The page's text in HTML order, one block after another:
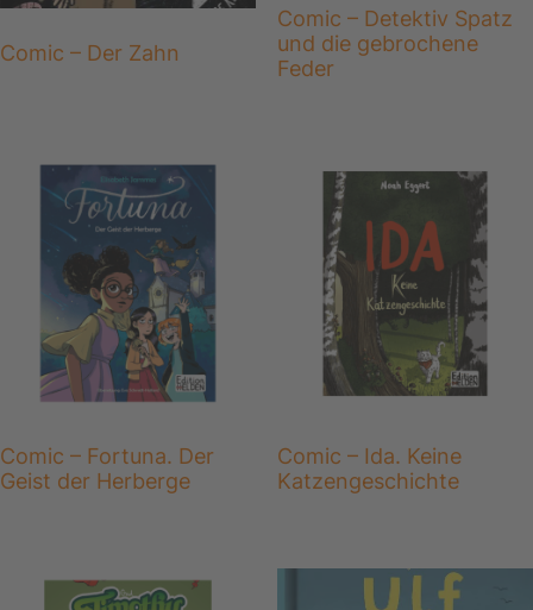
Comic – Der Zahn
Comic – Detektiv Spatz
und die gebrochene
Feder
Comic – Fortuna. Der
Geist der Herberge
Comic – Ida. Keine
Katzengeschichte